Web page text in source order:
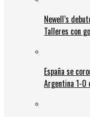
Newell’s
Talleres con
España se
Argentina 1-0